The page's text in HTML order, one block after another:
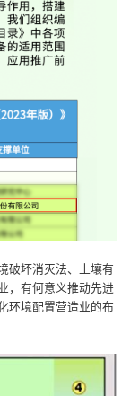
破坏消灭法、土壤有
，有何意义推动先进
环境配置营造业的布